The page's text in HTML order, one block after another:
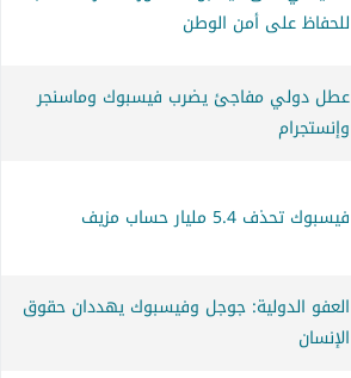
للحفاظ على أمن الوطن
عطل دولي مفاجئ يضرب فيسبوك وماسنجر
وإنستجرام
فيسبوك تحذف 5.4 مليار حساب مزيف
العفو الدولية: جوجل وفيسبوك يهددان حقوق
الإنسان